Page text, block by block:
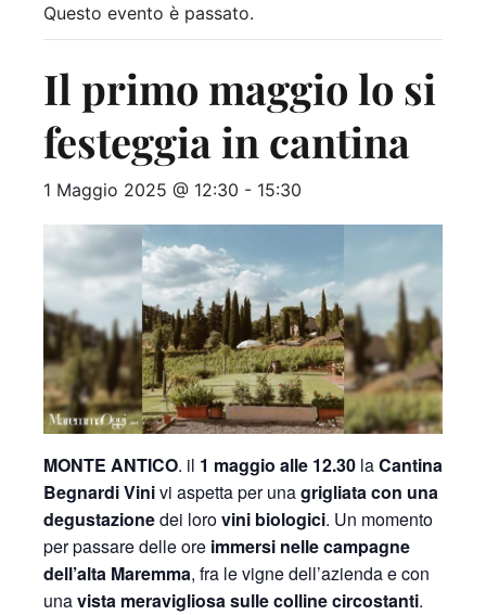
Questo evento è passato.
Il primo maggio lo si
festeggia in cantina
1 Maggio 2025 @ 12:30 - 15:30
MONTE ANTICO. il 1 maggio alle 12.30 laCantina
Begnardi Vinivi aspetta per unagrigliata con una
degustazionedei lorovini biologici. Un momento
per passare delle ore immersi nelle campagne
dell’alta Maremma, fra le vigne dell’azienda e con
unavista meravigliosa sulle colline circostanti.